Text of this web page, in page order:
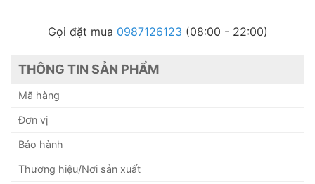
Gọi đặt mua 0987126123 (08:00 - 22:00)
THÔNG TIN SẢN PHẨM
Mã hàng
Đơn vị
Bảo hành
Thương hiệu/Nơi sản xuất